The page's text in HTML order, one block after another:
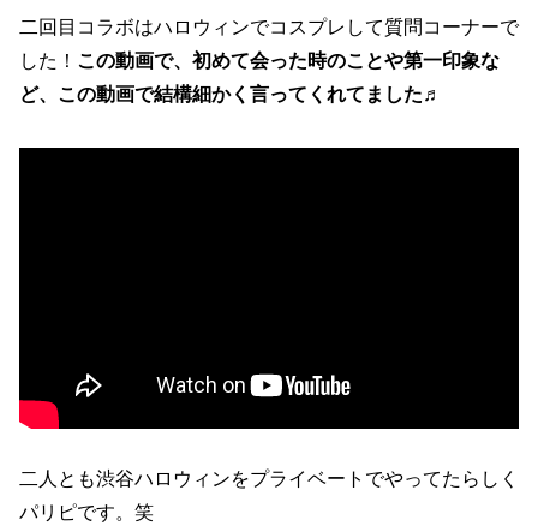
二回目コラボはハロウィンでコスプレして質問コーナーで
した！ この動画で、初めて会った時のことや第一印象な
ど、この動画で結構細かく言ってくれてました♬
二人とも渋谷ハロウィンをプライベートでやってたらしく
パリピです。笑